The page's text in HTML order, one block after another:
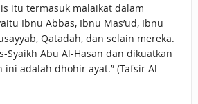
itu termasuk malaikat dalam
Ibnu Abbas, Ibnu Mas’ud, Ibnu
Qatadah, dan selain mereka.
Syaikh Abu Al-Hasan dan dikuatkan
ini adalah dhohir ayat.” (Tafsir Al-